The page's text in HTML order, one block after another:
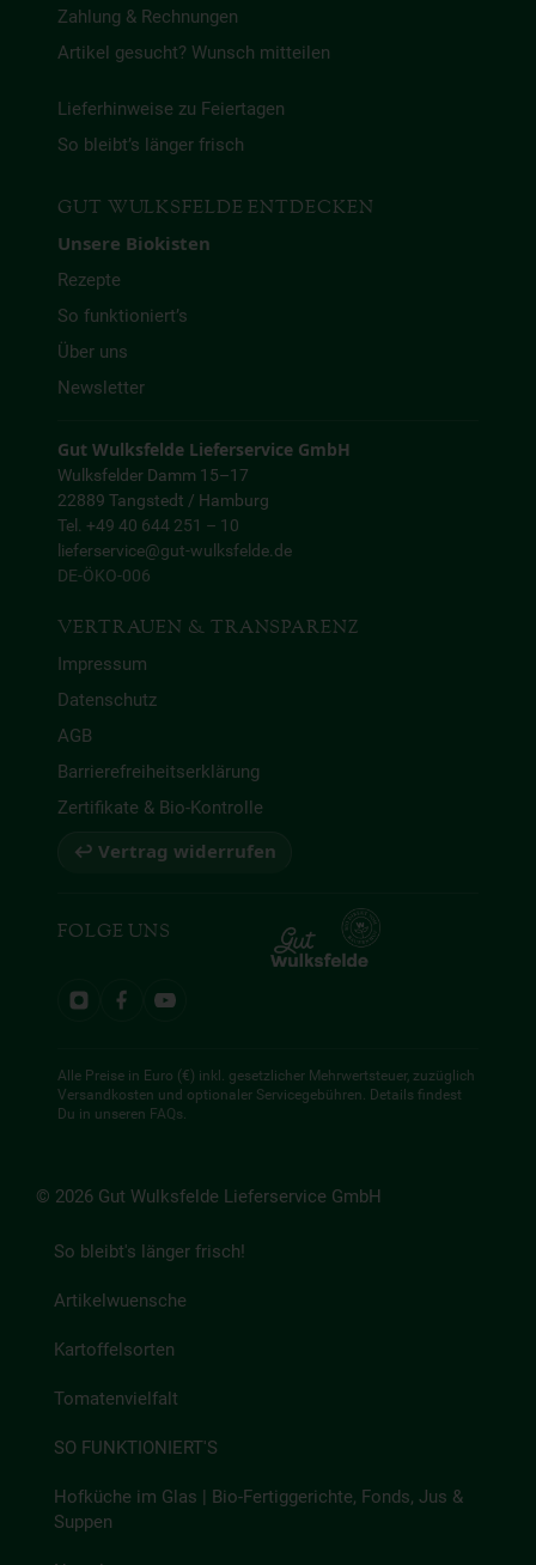
Zahlung & Rechnungen
Artikel gesucht? Wunsch mitteilen
Lieferhinweise zu Feiertagen
So bleibt’s länger frisch
GUT WULKSFELDE ENTDECKEN
Unsere Biokisten
Rezepte
So funktioniert’s
Über uns
Newsletter
Gut Wulksfelde Lieferservice GmbH
Wulksfelder Damm 15–17
22889 Tangstedt / Hamburg
Tel. +49 40 644 251 – 10
lieferservice@gut-wulksfelde.de
DE-ÖKO-006
VERTRAUEN & TRANSPARENZ
Impressum
Datenschutz
AGB
Barrierefreiheitserklärung
Zertifikate & Bio-Kontrolle
↩ Vertrag widerrufen
FOLGE UNS
Alle Preise in Euro (€) inkl. gesetzlicher Mehrwertsteuer, zuzüglich
Versandkosten und optionaler Servicegebühren. Details findest
Du in unseren FAQs
© 2026 Gut Wulksfelde Lieferservice GmbH
So bleibt's länger frisch!
Artikelwuensche
Kartoffelsorten
Tomatenvielfalt
SO FUNKTIONIERT'S
Hofküche im Glas | Bio-Fertiggerichte, Fonds, Jus &
Suppen